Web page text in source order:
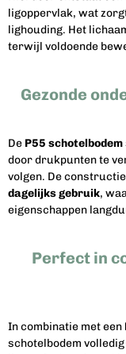
ligoppervlak, wat
lighouding. Het
terwijl voldoende
Gezonde
De P55 schotelbodem
door drukpunten te
volgen. De
dagelijks gebruik,
eigenschappen
Perfect in
In combinatie met een
schotelbodem